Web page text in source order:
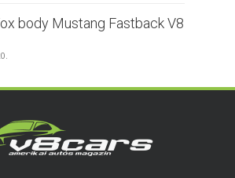
body Mustang Fastback V8